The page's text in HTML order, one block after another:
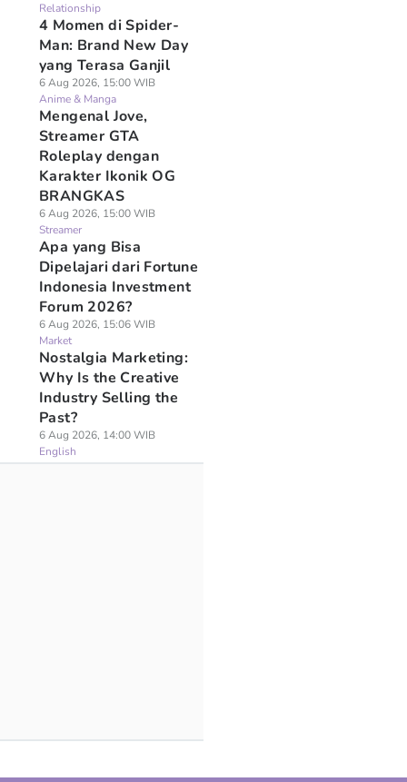
Relationship
4 Momen di Spider-
Man: Brand New Day
yang Terasa Ganjil
6 Aug 2026, 15:00 WIB
Anime & Manga
Mengenal Jove,
Streamer GTA
Roleplay dengan
Karakter Ikonik OG
BRANGKAS
6 Aug 2026, 15:00 WIB
Streamer
Apa yang Bisa
Dipelajari dari Fortune
Indonesia Investment
Forum 2026?
6 Aug 2026, 15:06 WIB
Market
Nostalgia Marketing:
Why Is the Creative
Industry Selling the
Past?
6 Aug 2026, 14:00 WIB
English